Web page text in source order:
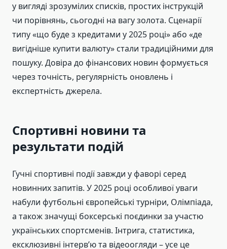
у вигляді зрозумілих списків, простих інструкцій
чи порівнянь, сьогодні на вагу золота. Сценарії
типу «що буде з кредитами у 2025 році» або «де
вигідніше купити валюту» стали традиційними для
пошуку. Довіра до фінансових новин формується
через точність, регулярність оновлень і
експертність джерела.
Спортивні новини та
результати подій
Гучні спортивні події завжди у фаворі серед
новинних запитів. У 2025 році особливої уваги
набули футбольні європейські турніри, Олімпіада,
а також значущі боксерські поєдинки за участю
українських спортсменів. Інтрига, статистика,
ексклюзивні інтерв’ю та відеоогляди – усе це